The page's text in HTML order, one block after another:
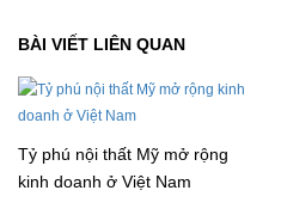
BÀI VIẾT LIÊN QUAN
Tỷ phú nội thất Mỹ mở rộng
kinh doanh ở Việt Nam